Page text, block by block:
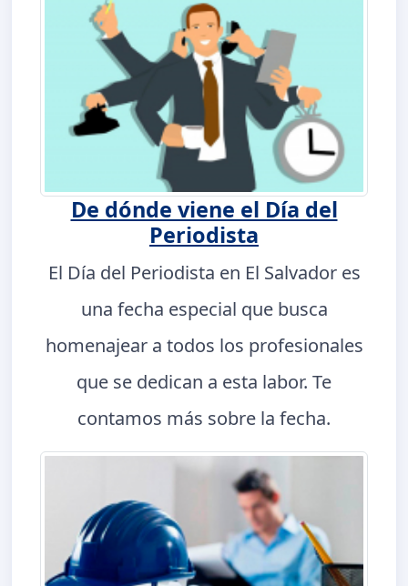
De dónde viene el Día del
Periodista
El Día del Periodista en El Salvador es
una fecha especial que busca
homenajear a todos los profesionales
que se dedican a esta labor. Te
contamos más sobre la fecha.